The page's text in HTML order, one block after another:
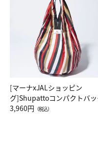
[マーナxJALショッピン
グ]Shupattoコンパクトバ
Drop JAL客室乗務員（LC）ス
3,960円 （税込）